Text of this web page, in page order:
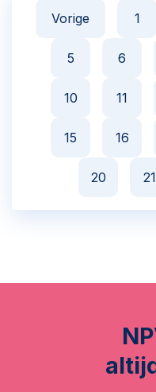
Vorige 1
5 6
10 11
15 16
20 21